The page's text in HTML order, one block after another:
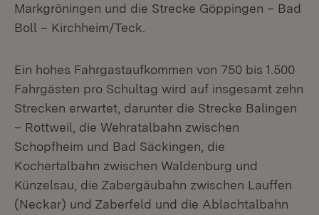
Markgröningen und die Strecke Göppingen – Bad
Boll – Kirchheim/Teck.
Ein hohes Fahrgastaufkommen von 750 bis 1.500
Fahrgästen pro Schultag wird auf insgesamt zehn
Strecken erwartet, darunter die Strecke Balingen
– Rottweil, die Wehratalbahn zwischen
Schopfheim und Bad Säckingen, die
Kochertalbahn zwischen Waldenburg und
Künzelsau, die Zabergäubahn zwischen Lauffen
(Neckar) und Zaberfeld und die Ablachtalbahn